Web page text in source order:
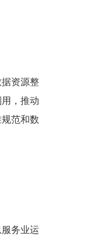
资源整
，推动
范和数
务业运